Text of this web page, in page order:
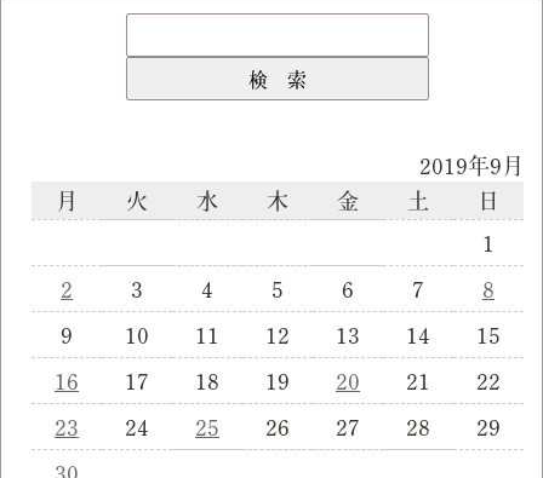
2019年9月
月
火 水 木 金 土
日
1
2
3 4 5 6 7
8
9
10 11 12 13 14
15
16
17 18 19 20 21
22
23
24 25 26 27 28
29